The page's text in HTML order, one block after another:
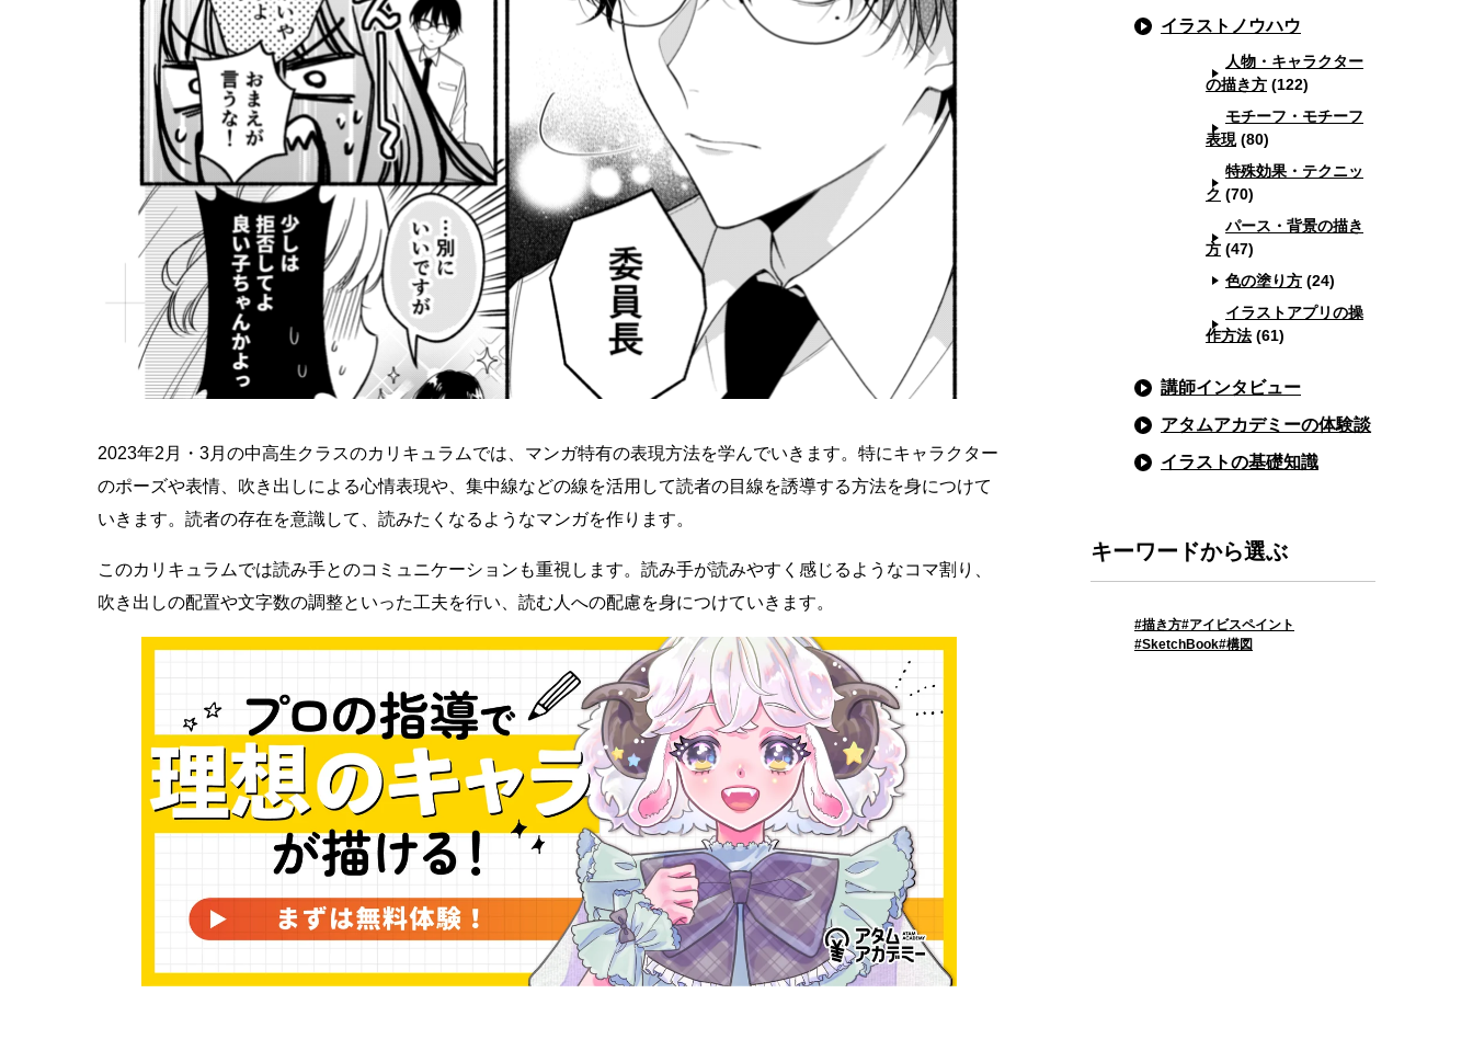
イラストノウハウ
人物・キャラクター
の描き方 (122)
モチーフ・モチーフ
表現(80)
特殊効果・テクニッ
ク (70)
パース・背景の描き
方 (47)
色の塗り方 (24)
イラストアプリの操
作方法 (61)
講師インタビュー
アタムアカデミーの体験談
イラストの基礎知識
キーワードから選ぶ
描き方 アイビスペイント
SketchBook 構図
2023年2月・3月の中高生クラスのカリキュラムでは、マンガ特有の表現方法を学んでいきます。特にキャラクター
のポーズや表情、吹き出しによる心情表現や、集中線などの線を活用して読者の目線を誘導する方法を身につけて
いきます。読者の存在を意識して、読みたくなるようなマンガを作ります。
このカリキュラムでは読み手とのコミュニケーションも重視します。読み手が読みやすく感じるようなコマ割り、
吹き出しの配置や文字数の調整といった工夫を行い、読む人への配慮を身につけていきます。